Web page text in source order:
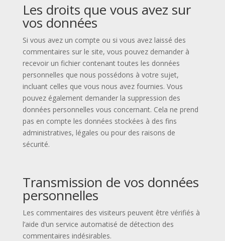
Les droits que vous avez sur
vos données
Si vous avez un compte ou si vous avez laissé des
commentaires sur le site, vous pouvez demander à
recevoir un fichier contenant toutes les données
personnelles que nous possédons à votre sujet,
incluant celles que vous nous avez fournies. Vous
pouvez également demander la suppression des
données personnelles vous concernant. Cela ne prend
pas en compte les données stockées à des fins
administratives, légales ou pour des raisons de
sécurité.
Transmission de vos données
personnelles
Les commentaires des visiteurs peuvent être vérifiés à
l’aide d’un service automatisé de détection des
commentaires indésirables.